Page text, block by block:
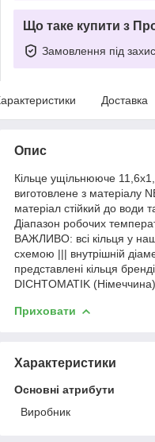
Що таке купити з
Замовлення під
Доставка
Опис
Кільце ущільнююче
виготовлене з матеріалу
матеріал стійкий до води
Діапазон робочих
ВАЖЛИВО: всі кільця у
схемою ||| внутрішній
представлені кільця
DICHTOMATIK
Приховати
Характеристики
Основні атрибути
Виробник